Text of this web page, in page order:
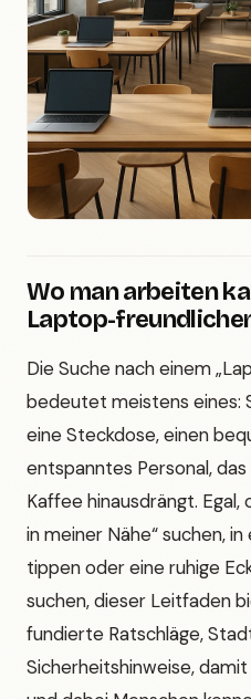
Wo man arbeiten
Laptop-
Die Suche nach einem
bedeutet meistens eines:
eine Steckdose, einen
entspanntes Personal,
Kaffee hinausdrängt.
in meiner Nähe“ suchen,
tippen oder eine ruhige
suchen, dieser Leitfaden
fundierte Ratschläge,
Sicherheitshinweise,